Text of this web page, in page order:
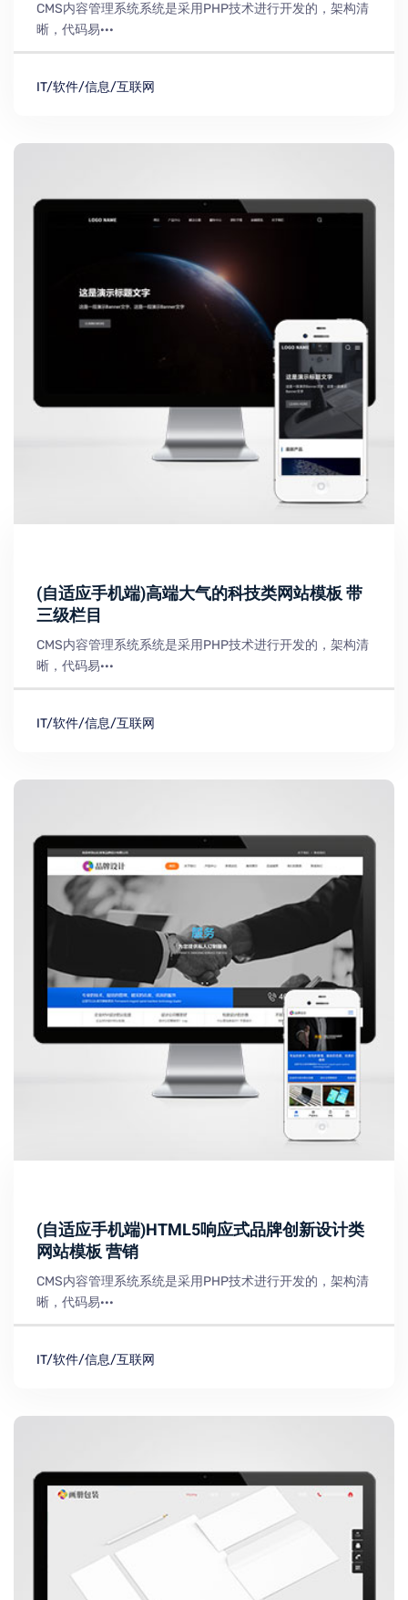
CMS内容管理系统系统是采用PHP技术进行开发的，架构清
晰，代码易···
IT/软件/信息/互联网
(自适应手机端)高端大气的科技类网站模板 带
三级栏目
CMS内容管理系统系统是采用PHP技术进行开发的，架构清
晰，代码易···
IT/软件/信息/互联网
(自适应手机端)HTML5响应式品牌创新设计类
网站模板 营销
CMS内容管理系统系统是采用PHP技术进行开发的，架构清
晰，代码易···
IT/软件/信息/互联网